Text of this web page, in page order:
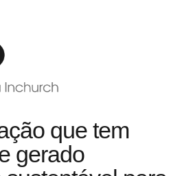
que tem
gerado